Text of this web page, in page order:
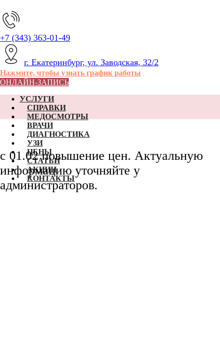
+7 (343) 363-01-49
г. Екатеринбург, ул. Заводская, 32/2
Нажмите, чтобы узнать график работы
ОНЛАЙН-ЗАПИСЬ
УСЛУГИ
СПРАВКИ
МЕДОСМОТРЫ
ВРАЧИ
ДИАГНОСТИКА
УЗИ
ЦЕНЫ
СТАТЬИ
АКЦИИ
КОНТАКТЫ
c 01.02 повышение цен. Актуальную
информацию уточняйте у
администраторов.